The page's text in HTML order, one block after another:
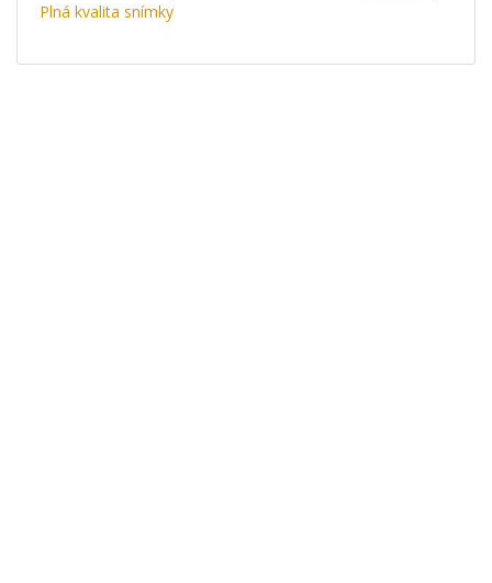
Plná kvalita snímky